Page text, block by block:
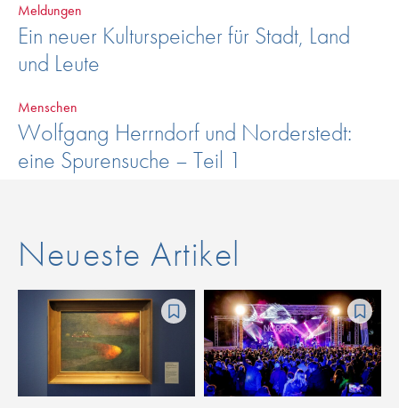
Meldungen
Ein neuer Kulturspeicher für Stadt, Land
und Leute
Menschen
Wolfgang Herrndorf und Norderstedt:
eine Spurensuche – Teil 1
Neueste Artikel